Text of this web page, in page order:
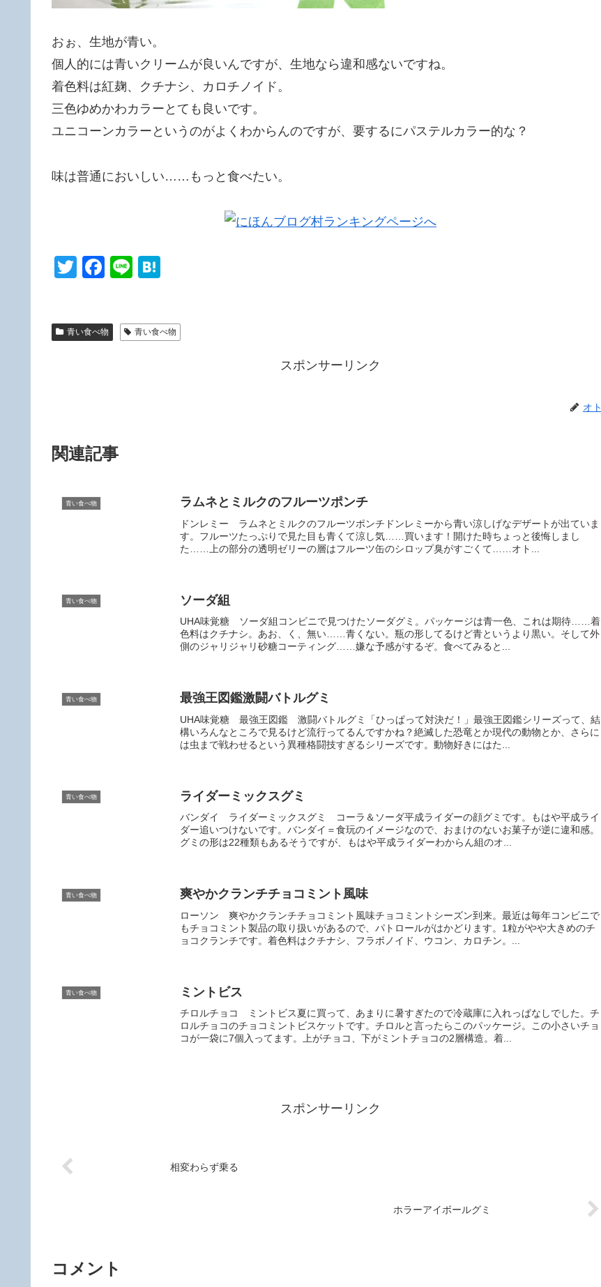
おぉ、生地が青い。
個人的には青いクリームが良いんですが、生地なら違和感ないですね。
着色料は紅麹、クチナシ、カロチノイド。
三色ゆめかわカラーとても良いです。
ユニコーンカラーというのがよくわからんのですが、要するにパステルカラー的な？
味は普通においしい……もっと食べたい。
T
er
F
e
Li
n
青い食べ物 青い食べ物
スポンサーリンク
オト
関連記事
青い食べ物 ラムネとミルクのフルーツポンチ
ドンレミー ラムネとミルクのフルーツポンチドンレミーから青い涼しげなデザートが出ていま
す。フルーツたっぷりで見た目も青くて涼し気……買います！開けた時ちょっと後悔しまし
た……上の部分の透明ゼリーの層はフルーツ缶のシロップ臭がすごくて……オト...
青い食べ物 ソーダ組
UHA味覚糖 ソーダ組コンビニで見つけたソーダグミ。パッケージは青一色、これは期待……着
色料はクチナシ。あお、く、無い……青くない。瓶の形してるけど青というより黒い。そして外
側のジャリジャリ砂糖コーティング……嫌な予感がするぞ。食べてみると...
青い食べ物 最強王図鑑激闘バトルグミ
UHA味覚糖 最強王図鑑 激闘バトルグミ「ひっぱって対決だ！」最強王図鑑シリーズって、結
構いろんなところで見るけど流行ってるんですかね？絶滅した恐竜とか現代の動物とか、さらに
は虫まで戦わせるという異種格闘技すぎるシリーズです。動物好きにはた...
青い食べ物 ライダーミックスグミ
バンダイ ライダーミックスグミ コーラ＆ソーダ平成ライダーの顔グミです。もはや平成ライ
ダー追いつけないです。バンダイ＝食玩のイメージなので、おまけのないお菓子が逆に違和感。
グミの形は22種類もあるそうですが、もはや平成ライダーわからん組のオ...
青い食べ物 爽やかクランチチョコミント風味
ローソン 爽やかクランチチョコミント風味チョコミントシーズン到来。最近は毎年コンビニで
もチョコミント製品の取り扱いがあるので、パトロールがはかどります。1粒がやや大きめのチ
ョコクランチです。着色料はクチナシ、フラボノイド、ウコン、カロチン。...
青い食べ物 ミントビス
チロルチョコ ミントビス夏に買って、あまりに暑すぎたので冷蔵庫に入れっぱなしでした。チ
ロルチョコのチョコミントビスケットです。チロルと言ったらこのパッケージ。この小さいチョ
コが一袋に7個入ってます。上がチョコ、下がミントチョコの2層構造。着...
スポンサーリンク
相変わらず乗る
ホラーアイボールグミ
コメント